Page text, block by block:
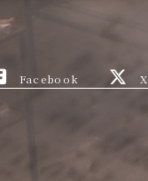
Facebook X